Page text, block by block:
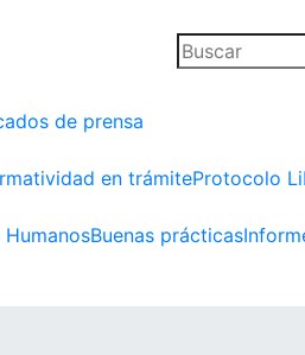
de prensa
en trámiteProtocolo
HumanosBuenas prácticas